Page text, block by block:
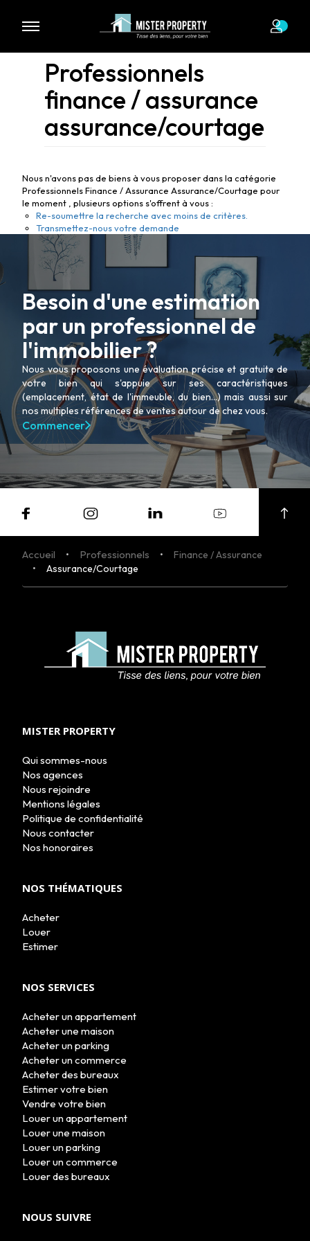
LE GROUPE
CONTACT
Professionnels
finance / assurance
assurance/courtage
Nous n'avons pas de biens à vous proposer dans la catégorie
Professionnels Finance / Assurance Assurance/Courtage pour
le moment , plusieurs options s'offrent à vous :
Re-soumettre la recherche avec moins de critères.
Transmettez-nous votre demande
Besoin d'une estimation
par un professionnel de
l'immobilier ?
Nous vous proposons une évaluation précise et gratuite de
votre bien qui s'appuie sur ses caractéristiques
(emplacement, état de l'immeuble, du bien...) mais aussi sur
nos multiples références de ventes autour de chez vous.
Commencer
Accueil Professionnels
Finance / Assurance
Assurance/Courtage
MISTER PROPERTY
Qui sommes-nous
Nos agences
Nous rejoindre
Mentions légales
Politique de confidentialité
Nous contacter
Nos honoraires
NOS THÉMATIQUES
Acheter
Louer
Estimer
NOS SERVICES
Acheter un appartement
Acheter une maison
Acheter un parking
Acheter un commerce
Acheter des bureaux
Estimer votre bien
Vendre votre bien
Louer un appartement
Louer une maison
Louer un parking
Louer un commerce
Louer des bureaux
NOUS SUIVRE